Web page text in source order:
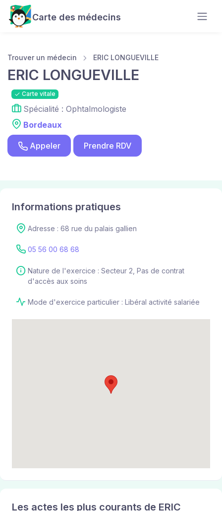
Carte des médecins
Trouver un médecin ERIC LONGUEVILLE
ERIC LONGUEVILLE
Carte vitale
Spécialité : Ophtalmologiste
Bordeaux
Appeler Prendre RDV
Informations pratiques
Adresse : 68 rue du palais gallien
05 56 00 68 68
Nature de l'exercice : Secteur 2, Pas de contrat
d'accès aux soins
Mode d'exercice particulier : Libéral activité salariée
Les actes les plus courants de ERIC